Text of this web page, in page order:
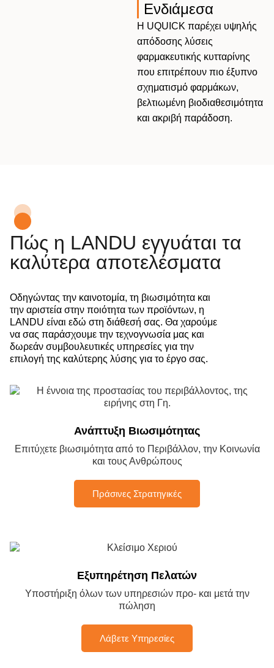
Ενδιάμεσα
Η UQUICK παρέχει υψηλής
απόδοσης λύσεις
φαρμακευτικής κυτταρίνης
που επιτρέπουν πιο έξυπνο
σχηματισμό φαρμάκων,
βελτιωμένη βιοδιαθεσιμότητα
και ακριβή παράδοση.
Πώς η LANDU εγγυάται τα
καλύτερα αποτελέσματα
Οδηγώντας την καινοτομία, τη βιωσιμότητα και
την αριστεία στην ποιότητα των προϊόντων, η
LANDU είναι εδώ στη διάθεσή σας. Θα χαρούμε
να σας παράσχουμε την τεχνογνωσία μας και
δωρεάν συμβουλευτικές υπηρεσίες για την
επιλογή της καλύτερης λύσης για το έργο σας.
Ανάπτυξη Βιωσιμότητας
Επιτύχετε βιωσιμότητα από το Περιβάλλον, την Κοινωνία
και τους Ανθρώπους
Πράσινες Στρατηγικές
Εξυπηρέτηση Πελατών
Υποστήριξη όλων των υπηρεσιών προ- και μετά την
πώληση
Λάβετε Υπηρεσίες